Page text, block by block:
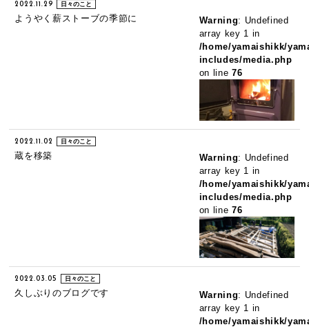
Warning: Undefined
array key 1 in
/home/yamaishikk/
includes/media.php
on line76
2022.11.29 日々のこと
ようやく薪ストーブの季節に
Warning: Undefined
array key 1 in
/home/yamaishikk/
includes/media.php
on line76
2022.11.02 日々のこと
蔵を移築
Warning: Undefined
array key 1 in
/home/yamaishikk/
2022.03.05 日々のこと
久しぶりのブログです